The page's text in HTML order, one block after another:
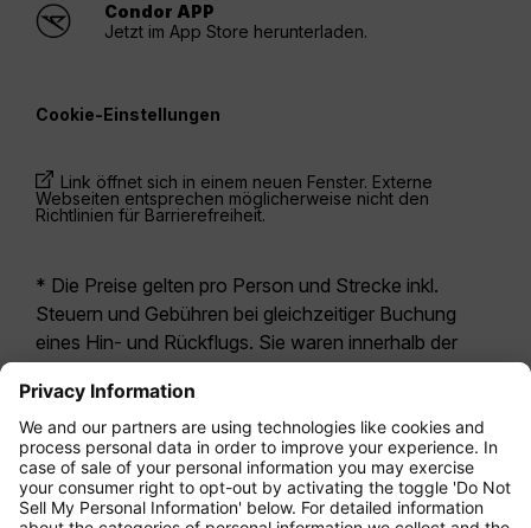
Condor APP
Jetzt im App Store herunterladen.
Cookie-Einstellungen
Link öffnet sich in einem neuen Fenster. Externe
Webseiten entsprechen möglicherweise nicht den
Richtlinien für Barrierefreiheit.
* Die Preise gelten pro Person und Strecke inkl.
Steuern und Gebühren bei gleichzeitiger Buchung
eines Hin- und Rückflugs. Sie waren innerhalb der
möglicherweise nicht mehr aktuell. Bei den für die
Economy Class angegebenen Tarifen handelt es
sich i.d.R. um Economy Zero, unsere restriktivste
Tarifoption. Es können hierfür zusätzliche Gebühren
fürAufgabegepäck oder für andere optionale